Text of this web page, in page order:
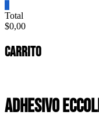
Total
$0,00
Carrito
ADHESIVO